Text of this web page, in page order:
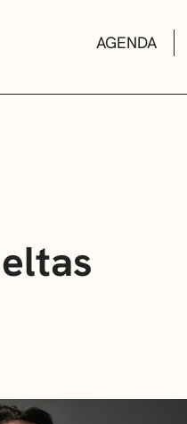
AGENDA
DE